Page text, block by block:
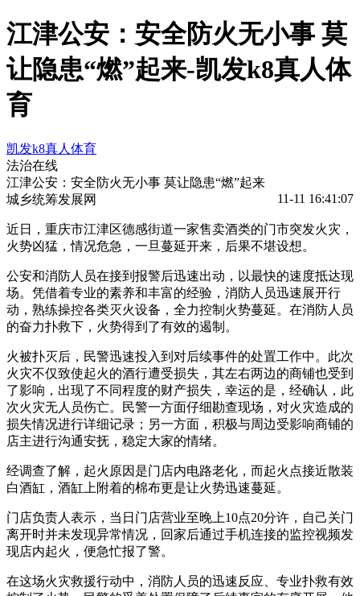
江津公安：安全防火无小事 莫
让隐患“燃”起来-凯发k8真人体
育
凯发k8真人体育
法治在线
江津公安：安全防火无小事 莫让隐患“燃”起来
城乡统筹发展网
11-11 16:41:07
近日，重庆市江津区德感街道一家售卖酒类的门市突发火灾，
火势凶猛，情况危急，一旦蔓延开来，后果不堪设想。
公安和消防人员在接到报警后迅速出动，以最快的速度抵达现
场。凭借着专业的素养和丰富的经验，消防人员迅速展开行
动，熟练操控各类灭火设备，全力控制火势蔓延。在消防人员
的奋力扑救下，火势得到了有效的遏制。
火被扑灭后，民警迅速投入到对后续事件的处置工作中。此次
火灾不仅致使起火的酒行遭受损失，其左右两边的商铺也受到
了影响，出现了不同程度的财产损失，幸运的是，经确认，此
次火灾无人员伤亡。民警一方面仔细勘查现场，对火灾造成的
损失情况进行详细记录；另一方面，积极与周边受影响商铺的
店主进行沟通安抚，稳定大家的情绪。
经调查了解，起火原因是门店内电路老化，而起火点接近散装
白酒缸，酒缸上附着的棉布更是让火势迅速蔓延。
门店负责人表示，当日门店营业至晚上10点20分许，自己关门
离开时并未发现异常情况，回家后通过手机连接的监控视频发
现店内起火，便急忙报了警。
在这场火灾救援行动中，消防人员的迅速反应、专业扑救有效